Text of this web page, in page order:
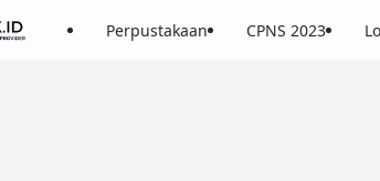
Perpustakaan CPNS 2023